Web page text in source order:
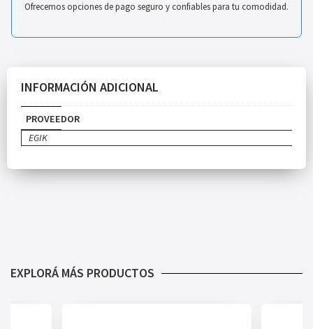
Ofrecemos opciones de pago seguro y confiables para tu comodidad.
INFORMACIÓN ADICIONAL
PROVEEDOR
EGIK
EXPLORÁ MÁS PRODUCTOS